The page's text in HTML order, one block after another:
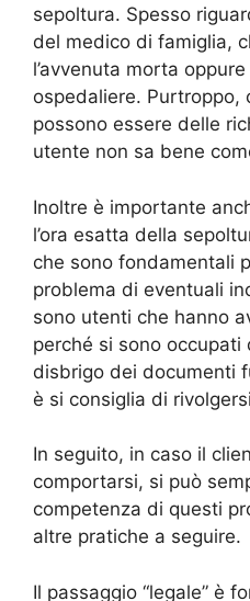
sepoltura. Spesso
del medico di famiglia,
l’avvenuta morta
ospedaliere. Purtroppo,
possono essere delle
utente non sa bene
Inoltre è importante
l’ora esatta della
che sono fondamentali
problema di eventuali
sono utenti che hanno
perché si sono
disbrigo dei documenti
è si consiglia di
In seguito, in caso il
comportarsi, si può
competenza di questi
altre pratiche a seguire.
Il passaggio “legale” è